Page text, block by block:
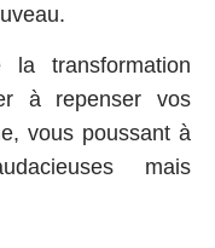
transformation
à repenser vos
vous poussant à
mais